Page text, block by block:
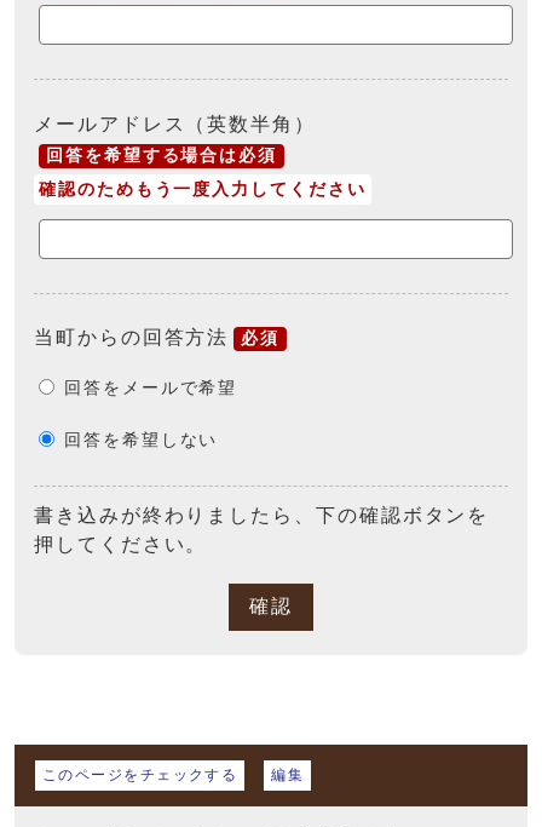
メールアドレス（英数半角）
回答を希望する場合は必須
確認のためもう一度入力してください
当町からの回答方法 必須
回答をメールで希望
回答を希望しない
書き込みが終わりましたら、下の確認ボタンを
押してください。
確認
マイページ
このページをチェックする 編集